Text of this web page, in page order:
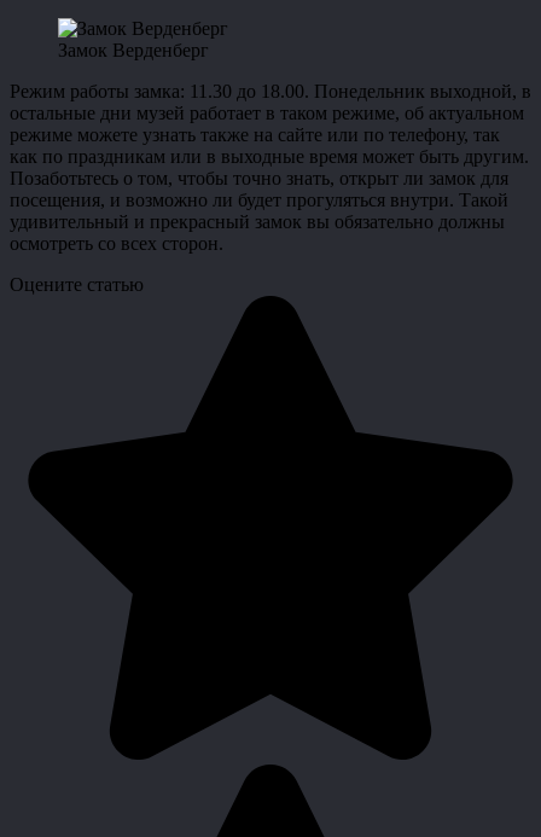
Замок Верденберг
Режим работы замка: 11.30 до 18.00. Понедельник выходной, в
остальные дни музей работает в таком режиме, об актуальном
режиме можете узнать также на сайте или по телефону, так
как по праздникам или в выходные время может быть другим.
Позаботьтесь о том, чтобы точно знать, открыт ли замок для
посещения, и возможно ли будет прогуляться внутри. Такой
удивительный и прекрасный замок вы обязательно должны
осмотреть со всех сторон.
Оцените статью